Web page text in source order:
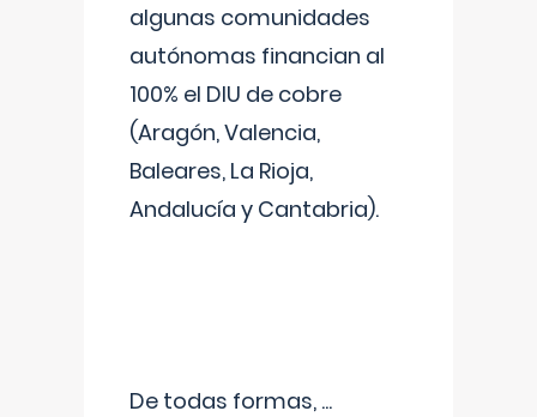
algunas comunidades
autónomas financian al
100% el DIU de cobre
(Aragón, Valencia,
Baleares, La Rioja,
Andalucía y Cantabria).
De todas formas, ...